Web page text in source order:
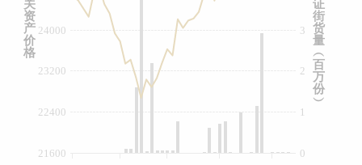
0
1
2
3
21600
22400
23200
24000
证
街
货
量
︵
百
万
份
︶
关
资
产
价
格
牛熊证文件及公告 (瑞信)
收市竞价变化